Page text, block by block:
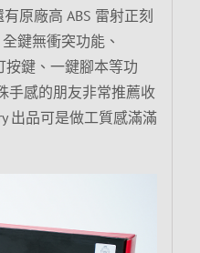
原廠高 ABS 雷射正刻
鍵無衝突功能、
按鍵、一鍵腳本等功
手感的朋友非常推薦收
出品可是做工質感滿滿